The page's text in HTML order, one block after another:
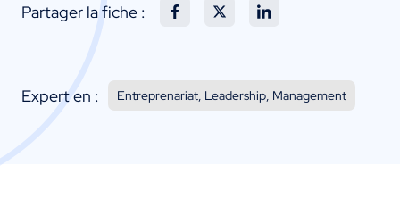
Partager la fiche :
Expert en : Entreprenariat, Leadership, Management